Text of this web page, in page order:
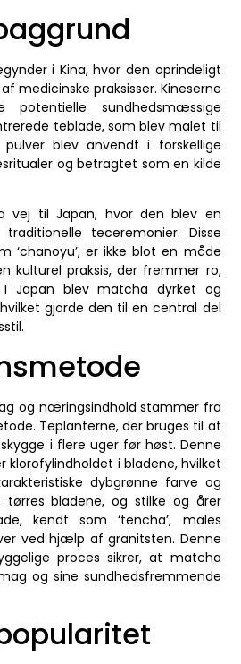
i Kina, hvor den oprindeligt
medicinske praksisser. Kineserne
sundhedsmæssige
teblade, som blev malet til
blev anvendt i forskellige
og betragtet som en kilde
vej til Japan, hvor den blev en
teceremonier. Disse
‘chanoyu’, er ikke blot en måde
kulturel praksis, der fremmer ro,
I Japan blev matcha dyrket og
gjorde den til en central del
og næringsindhold stammer fra
Teplanterne, der bruges til at
i flere uger før høst. Denne
klorofylindholdet i bladene, hvilket
dybgrønne farve og
bladene, og stilke og årer
kendt som ‘tencha’, males
ved hjælp af granitsten. Denne
proces sikrer, at matcha
og sine sundhedsfremmende